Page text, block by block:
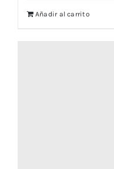
Añadir al carrito